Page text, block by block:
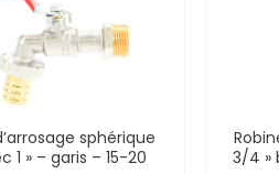
sphérique
1 » – garis – 15-20
3/4 »